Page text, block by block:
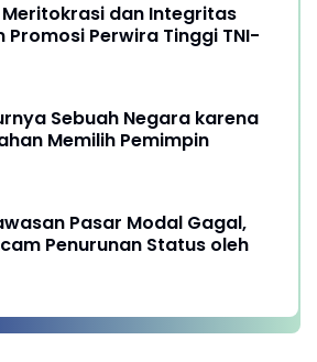
Meritokrasi dan Integritas
Promosi Perwira Tinggi TNI-
Sebuah Negara karena
Memilih Pemimpin
Pasar Modal Gagal,
Penurunan Status oleh